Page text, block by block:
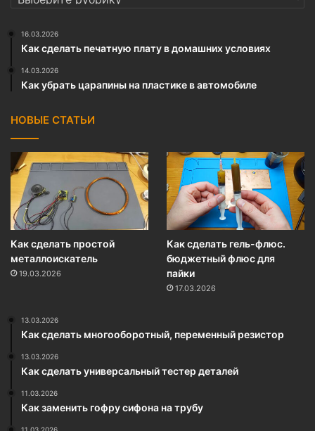
16.03.2026
Как сделать печатную плату в домашних условиях
14.03.2026
Как убрать царапины на пластике в автомобиле
НОВЫЕ СТАТЬИ
Как сделать простой
металлоискатель
19.03.2026
Как сделать гель-флюс.
бюджетный флюс для
пайки
17.03.2026
13.03.2026
Как сделать многооборотный, переменный резистор
13.03.2026
Как сделать универсальный тестер деталей
11.03.2026
Как заменить гофру сифона на трубу